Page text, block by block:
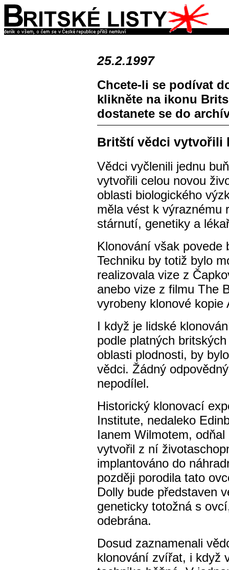
25.2.1997
Chcete-li se podívat
klikněte na ikonu
dostanete se do
Britští vědci vytvořili
Vědci vyčlenili jednu
vytvořili celou novou
oblasti biologického
měla vést k výraznému
stárnutí, genetiky a
Klonování však povede
Techniku by totiž bylo
realizovala vize z
anebo vize z filmu The
vyrobeny klonové kopie
I když je lidské
podle platných
oblasti plodnosti, by
vědci. Žádný
nepodílel.
Historický klonovací
Institute, nedaleko
Ianem Wilmotem,
vytvořil z ní
implantováno do
později porodila tato
Dolly bude představen
geneticky totožná s
odebrána.
Dosud zaznamenali
klonování zvířat, i když